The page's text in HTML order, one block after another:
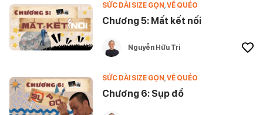
SỨC DÀI SIZE GỌN VỀ QUÉO
Chương 5: Mất kết nối
Nguyễn Hữu Trí
SỨC DÀI SIZE GỌN VỀ QUÉO
Chương 6: Sụp đổ